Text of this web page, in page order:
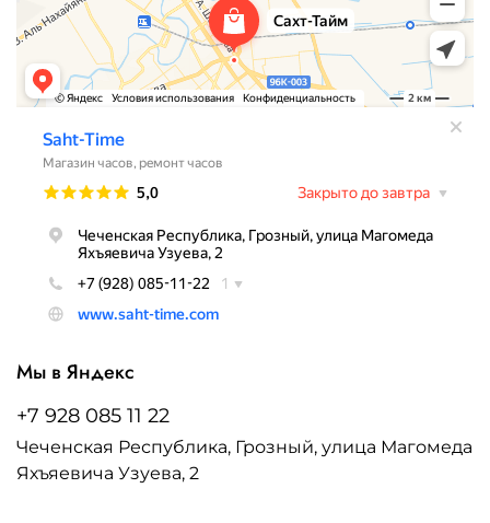
Мы в Яндекс
+7 928 085 11 22
Чеченская Республика, Грозный, улица Магомеда
Яхъяевича Узуева, 2